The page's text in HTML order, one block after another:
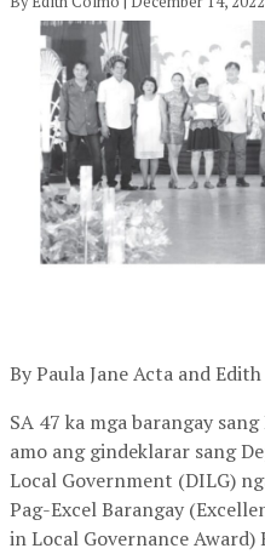
By Paula Jane Acta and
SA 47 ka mga barangay
amo ang gindeklarar sang
Local Government (DILG)
Pag-Excel Barangay
in Local Governance Award)